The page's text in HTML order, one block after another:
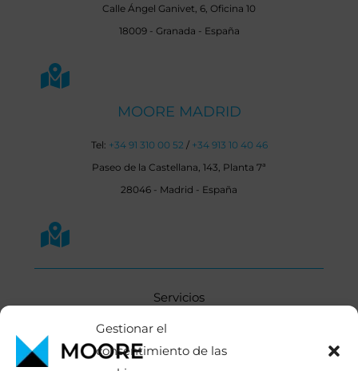
Gestionar el
consentimiento de las
Calle Ángel Ganivet, 6, Oficina 10
18009 - Granada - España
MOORE MADRID
Tel: +34 91 310 00 52 / +34 913 10 40 46
Paseo de la Castellana, 143, Planta 7ª
28046 - Madrid - España
Servicios
Sectores
Conócenos